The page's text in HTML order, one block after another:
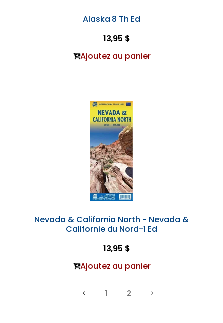
Alaska 8 Th Ed
13,95 $
Ajoutez au panier
Nevada & California North - Nevada &
Californie du Nord-1 Ed
13,95 $
Ajoutez au panier
1 2